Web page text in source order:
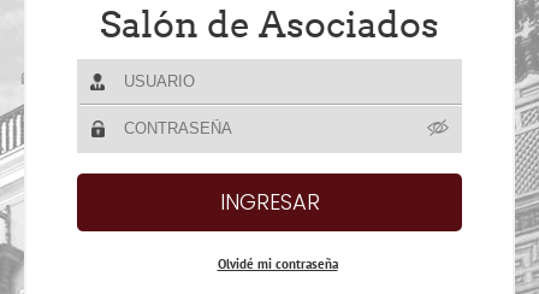
Salón de Asociados
Olvidé mi contraseña